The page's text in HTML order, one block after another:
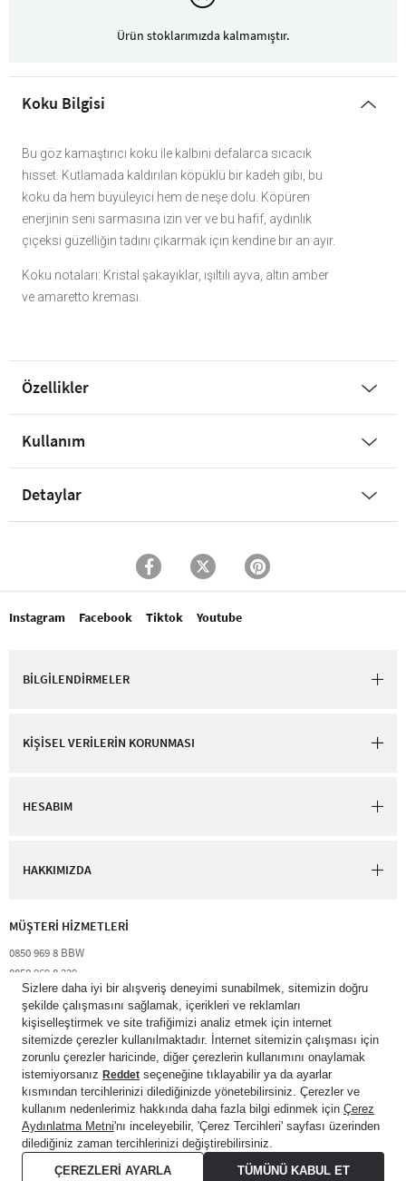
Ürün stoklarımızda kalmamıştır.
Koku Bilgisi
Bu göz kamaştırıcı koku ile kalbini defalarca sıcacık
hisset. Kutlamada kaldırılan köpüklü bir kadeh gibi, bu
koku da hem büyüleyici hem de neşe dolu. Köpüren
enerjinin seni sarmasına izin ver ve bu hafif, aydınlık
çiçeksi güzelliğin tadını çıkarmak için kendine bir an ayır.
Koku notaları: Kristal şakayıklar, ışıltılı ayva, altın amber
ve amaretto kreması.
Özellikler
Kullanım
Detaylar
Instagram Facebook Tiktok Youtube
BİLGİLENDİRMELER
KİŞİSEL VERİLERİN KORUNMASI
HESABIM
HAKKIMIZDA
MÜŞTERİ HİZMETLERİ​
0850 969 8 BBW​
0850 969 8 229​​
destek@bathandbodyworks.com.tr
Resmi tatiller hariç hafta içi 09:00 – 18:00 saatleri arası​
© 2026 Bath & Body Works Direct Inc. Shaya Mağazacılık A.Ş. Franchise
lisansı aracılığıyla işletilen ticari markasıdır. Her hakkı saklıdır.
© Bath & Body Works.All Rights Reserved.